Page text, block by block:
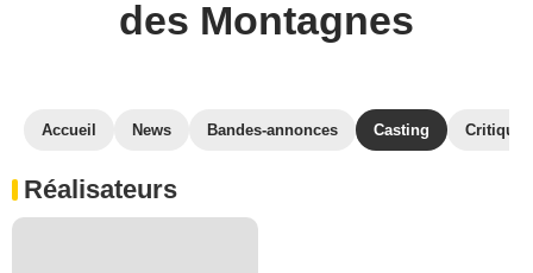
des Montagnes
Accueil News Bandes-annonces Casting
Réalisateurs